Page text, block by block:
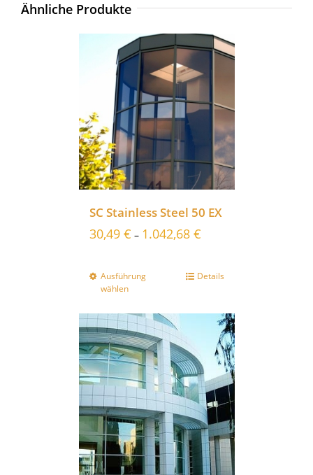
Ähnliche Produkte
SC Stainless Steel 50 EX
30,49 € – 1.042,68 €
Ausführung
wählen
Details